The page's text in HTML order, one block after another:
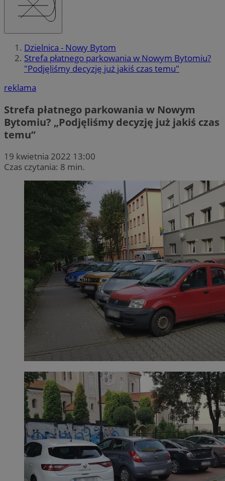
Dzielnica - Nowy Bytom
Strefa płatnego parkowania w Nowym Bytomiu?
"Podjęliśmy decyzję już jakiś czas temu"
reklama
Strefa płatnego parkowania w Nowym
Bytomiu? „Podjęliśmy decyzję już jakiś czas
temu”
19 kwietnia 2022 13:00
Czas czytania: 8 min.